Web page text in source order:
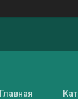
Главная